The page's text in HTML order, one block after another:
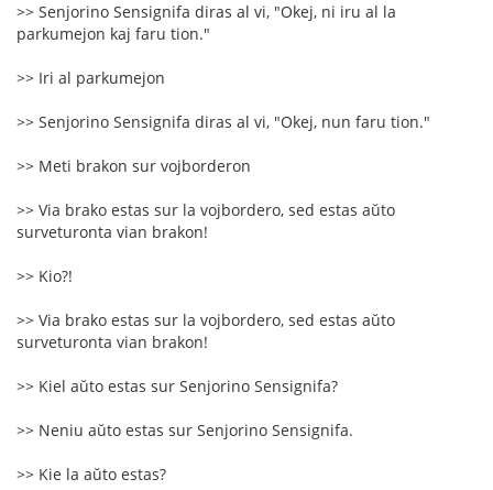
>> Senjorino Sensignifa diras al vi, "Okej, ni iru al la
parkumejon kaj faru tion."
>> Iri al parkumejon
>> Senjorino Sensignifa diras al vi, "Okej, nun faru tion."
>> Meti brakon sur vojborderon
>> Via brako estas sur la vojbordero, sed estas aŭto
surveturonta vian brakon!
>> Kio?!
>> Via brako estas sur la vojbordero, sed estas aŭto
surveturonta vian brakon!
>> Kiel aŭto estas sur Senjorino Sensignifa?
>> Neniu aŭto estas sur Senjorino Sensignifa.
>> Kie la aŭto estas?